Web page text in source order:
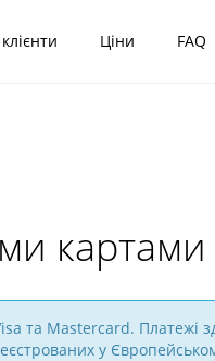
Ціни FAQ
картами
та Mastercard. Платежі
у